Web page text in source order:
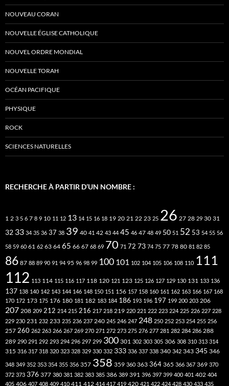
NOUVEAU CORAN
NOUVELLE ÉGLISE CATHOLIQUE
NOUVEL ORDRE MONDIAL
NOUVELLE TORAH
OCÉAN PACIFIQUE
PHYSIQUE
ROCK
SCIENCES NATURELLES
RECHERCHE À PARTIR D’UN NOMBRE :
1 2 3 5 6 7 8 9 10 11 12 13 14 15 16 18 19 20 21 22 23 25 26 27 28 29 30 31
32 33 34 35 36 37 38 39 40 41 42 43 44 45 46 47 48 49 50 51 52 53 54 55 56
58 59 60 61 62 63 64 65 66 67 68 69 70 71 72 73 74 75 77 78 80 81 82 85
86 87 88 89 90 91 94 95 96 98 99 100 101 102 104 105 106 108 110 111
112 113 114 115 116 117 118 120 121 123 125 126 127 129 130 131 133 136
137 138 140 142 143 144 146 148 150 151 156 157 158 160 161 162 163 166 167 168
170 172 173 175 176 180 181 182 183 184 186 193 196 197 199 200 203 206
207 208 209 212 214 215 216 217 218 219 220 221 222 223 224 225 226 227 228
229 230 231 232 233 235 236 237 240 245 246 247 248 250 252 253 254 255 256
257 260 262 263 266 267 269 270 271 272 273 275 276 277 281 282 284 286 288
289 290 291 292 293 294 296 297 299 300 301 302 303 305 306 308 310 313 314
315 316 317 318 320 323 328 329 330 332 333 336 337 338 340 342 343 345 346
348 349 352 353 354 355 356 357 358 359 360 363 364 365 366 367 369 370
372 373 376 377 380 381 382 383 385 386 389 391 396 397 399 400 401 402 404
405 406 407 408 409 410 411 412 414 417 419 420 421 422 424 428 430 433 435